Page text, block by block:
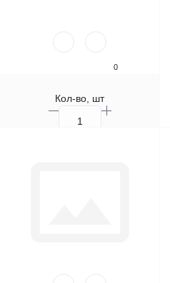
0
Кол-во, шт